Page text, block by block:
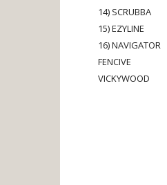
14) SCRUBBA
15) EZYLINE
16) NAVIGATOR
FENCIVE
VICKYWOOD